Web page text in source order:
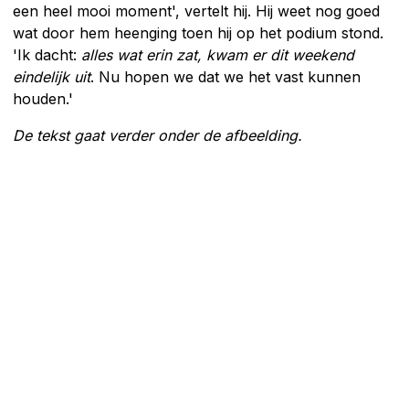
een heel mooi moment', vertelt hij. Hij weet nog goed
wat door hem heenging toen hij op het podium stond.
'Ik dacht: alles wat erin zat, kwam er dit weekend
eindelijk uit. Nu hopen we dat we het vast kunnen
houden.'
De tekst gaat verder onder de afbeelding.